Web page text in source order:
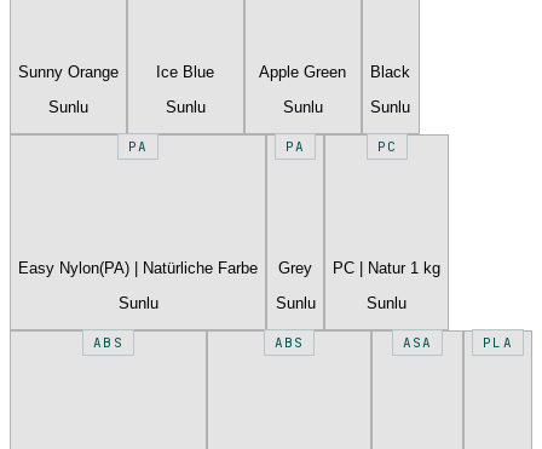
Sunny Orange
Sunlu
Ice Blue
Sunlu
Apple Green
Sunlu
Black
Sunlu
PA
Easy Nylon(PA) | Natürliche Farbe
Sunlu
PA
Grey
Sunlu
PC
PC | Natur 1 kg
Sunlu
ABS ABS ASA PLA